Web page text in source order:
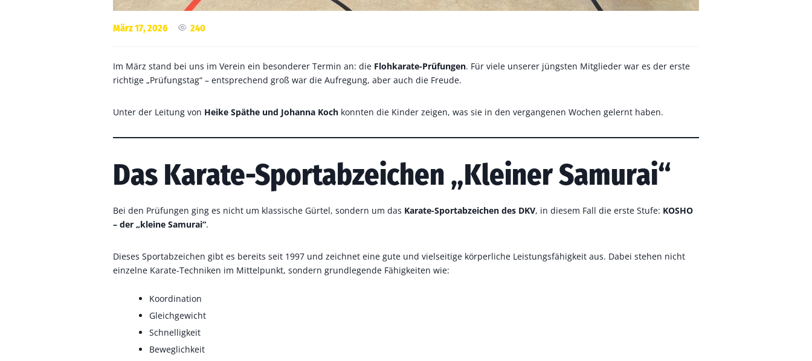
März 17, 2026 240
Im März stand bei uns im Verein ein besonderer Termin an: die Flohkarate-Prüfungen. Für viele unserer jüngsten Mitglieder war es der erste
richtige „Prüfungstag“ – entsprechend groß war die Aufregung, aber auch die Freude.
Unter der Leitung von Heike Späthe und Johanna Koch konnten die Kinder zeigen, was sie in den vergangenen Wochen gelernt haben.
Das Karate-Sportabzeichen „Kleiner Samurai“
Bei den Prüfungen ging es nicht um klassische Gürtel, sondern um das Karate-Sportabzeichen des DKV, in diesem Fall die erste Stufe: KOSHO
– der „kleine Samurai“.
Dieses Sportabzeichen gibt es bereits seit 1997 und zeichnet eine gute und vielseitige körperliche Leistungsfähigkeit aus. Dabei stehen nicht
einzelne Karate-Techniken im Mittelpunkt, sondern grundlegende Fähigkeiten wie:
Koordination
Gleichgewicht
Schnelligkeit
Beweglichkeit